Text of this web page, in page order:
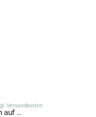
Versandkosten
auf ...